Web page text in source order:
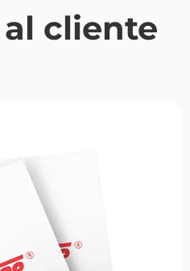
cliente